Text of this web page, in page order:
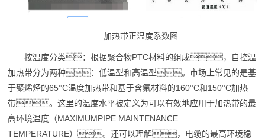
加热带正温度系数图
按温度分类：根据聚合物PTC材料的组成，自控温
加热带分为两种：低温型和高温型。市场上常见的是基
于聚烯烃的65°C温度加热带和基于含氟材料的160°C和150°C加热
带。这里的温度水平被定义为可以有效地应用于加热带的最
高环境温度（MAXIMUMPIPE MAINTENANCE
TEMPERATURE）。还可以理解，电缆的最高环境稳